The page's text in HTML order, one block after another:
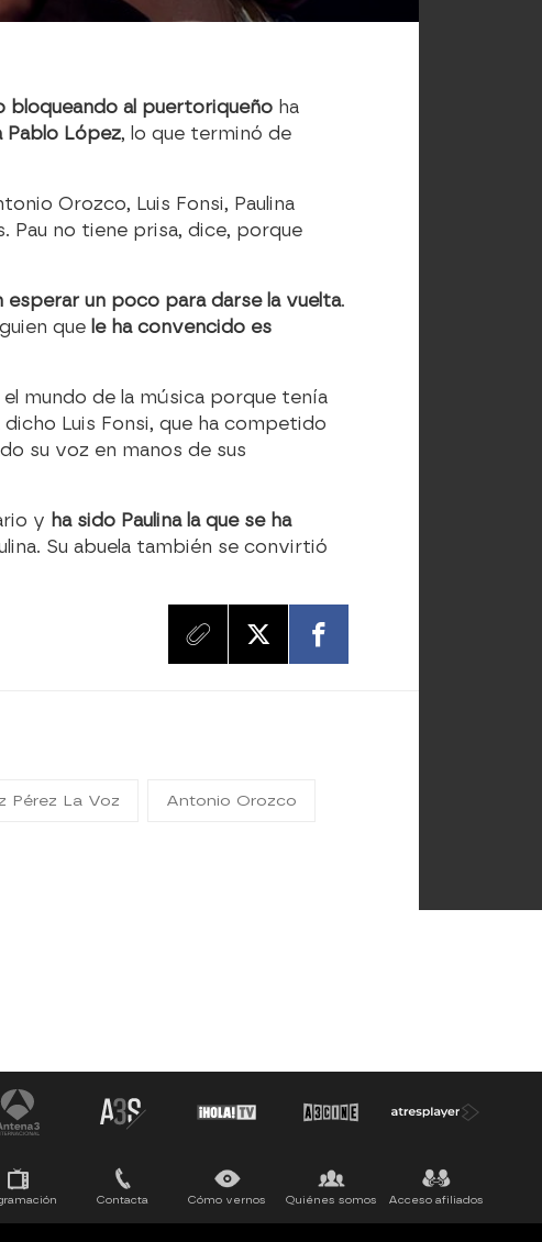
bloqueando al puertoriqueño ha
Pablo López, lo que terminó de
Orozco, Luis Fonsi, Paulina
Pau no tiene prisa, dice, porque
un poco para darse la vuelta.
que le ha convencido es
mundo de la música porque tenía
dicho Luis Fonsi, que ha competido
su voz en manos de sus
y ha sido Paulina la que se ha
Su abuela también se convirtió
Pérez La Voz Antonio Orozco
Contacta Cómo vernos Quiénes somos Acceso afiliados